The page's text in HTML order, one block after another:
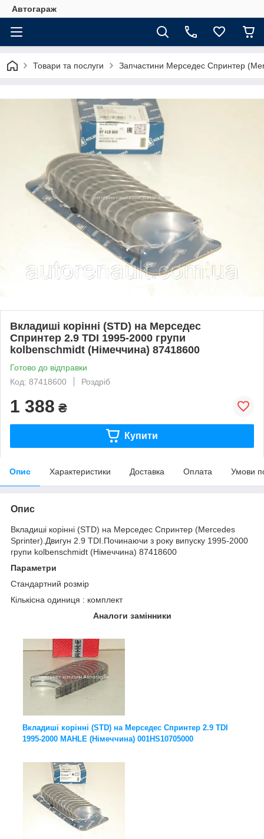
Автогараж
Товари та послуги Запчастини Мерседес Спринтер
Вкладиші корінні (STD) на Мерседес
Спринтер 2.9 TDI 1995-2000 групи
kolbenschmidt (Німеччина) 87418600
Готово до відправки
Код: 87418600
Роздріб
1 388 ₴
Купити
Опис Характеристики Доставка Оплата Умови
Опис
Вкладиші корінні (STD) на Мерседес Спринтер (Mercedes
Sprinter).Двигун 2.9 TDI.Починаючи з року випуску 1995-2000
групи kolbenschmidt (Німеччина) 87418600
Параметри
Стандартний розмір
Кількісна одиниця : комплект
Аналоги замінники
Вкладиші корінні (STD) на Мерседес Спринтер 2.9 TDI
1995-2000 MAHLE (Німеччина) 001HS10705000